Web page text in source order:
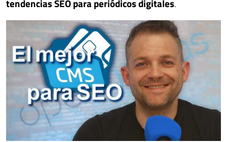
tendencias SEO para periódicos digitales.